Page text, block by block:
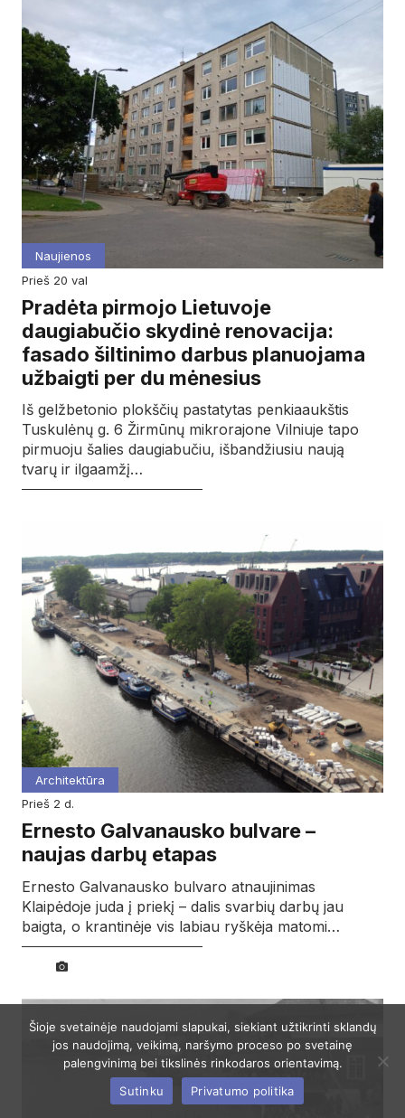
Naujienos
prieš 20 val
Pradėta pirmojo Lietuvoje
daugiabučio skydinė renovacija:
fasado šiltinimo darbus planuojama
užbaigti per du mėnesius
Iš gelžbetonio plokščių pastatytas penkiaaukštis
Tuskulėnų g. 6 Žirmūnų mikrorajone Vilniuje tapo
pirmuoju šalies daugiabučiu, išbandžiusiu naują
tvarų ir ilgaamžį…
Architektūra
prieš 2 d.
Ernesto Galvanausko bulvare –
naujas darbų etapas
Ernesto Galvanausko bulvaro atnaujinimas
Klaipėdoje juda į priekį – dalis svarbių darbų jau
baigta, o krantinėje vis labiau ryškėja matomi…
Šioje svetainėje naudojami slapukai, siekiant užtikrinti sklandų
jos naudojimą, veikimą, naršymo proceso po svetainę
palengvinimą bei tikslinės rinkodaros orientavimą.
Sutinku
Privatumo politika